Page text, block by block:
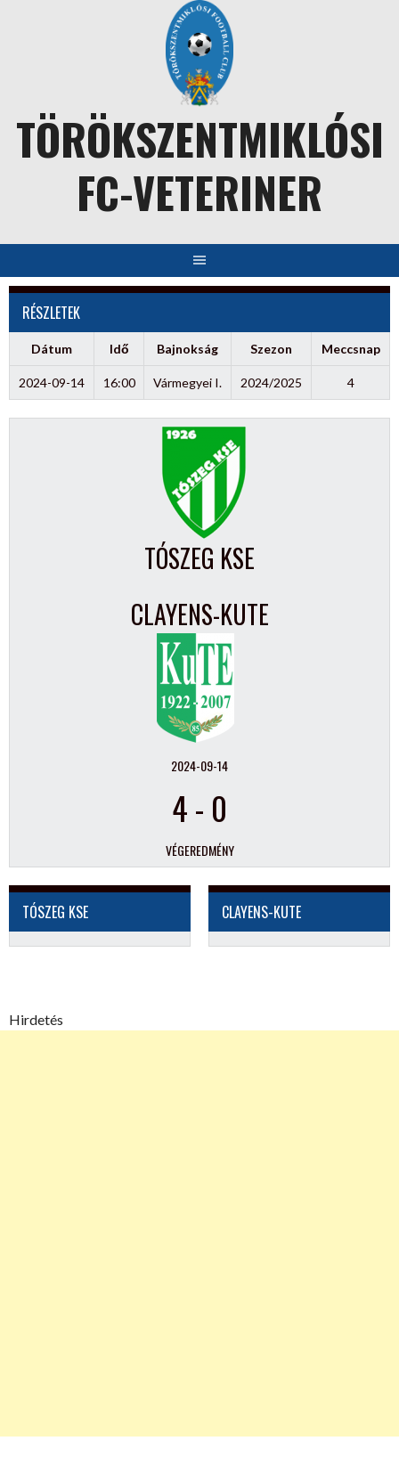
TÖRÖKSZENTMIKLÓSI
FC-VETERINER
RÉSZLETEK
Dátum Idő Bajnokság Szezon Meccsnap
2024-09-14 16:00 Vármegyei I. 2024/2025 4
TÓSZEG KSE
CLAYENS-KUTE
2024-09-14
4- 0
VÉGEREDMÉNY
TÓSZEG KSE CLAYENS-KUTE
Hirdetés